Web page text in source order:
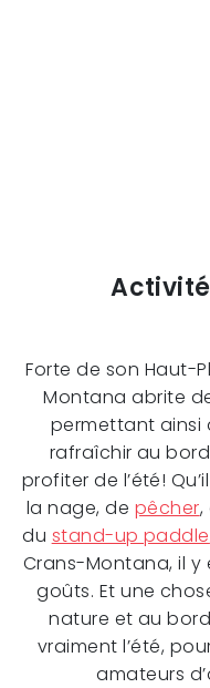
Forte de son Haut-
Montana abrite
permettant ainsi
rafraîchir au
profiter de l’été!
la nage, de pêcher
du stand-up paddle
Crans-Montana, il
goûts. Et une
nature et au bord
vraiment l’été,
amateurs